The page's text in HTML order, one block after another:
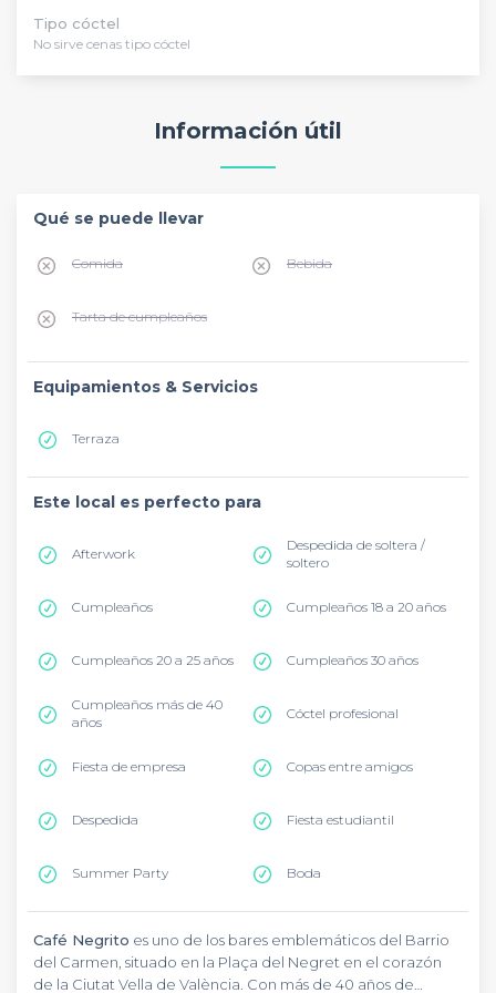
Tipo cóctel
No sirve cenas tipo cóctel
Información útil
Qué se puede llevar
Comida Bebida
Tarta de cumpleaños
Equipamientos & Servicios
Terraza
Este local es perfecto para
Afterwork
Despedida de soltera /
soltero
Cumpleaños Cumpleaños 18 a 20 años
Cumpleaños 20 a 25 años Cumpleaños 30 años
Cumpleaños más de 40
años
Cóctel profesional
Fiesta de empresa Copas entre amigos
Despedida Fiesta estudiantil
Summer Party Boda
Café Negrito es uno de los bares emblemáticos del Barrio
del Carmen, situado en la Plaça del Negret en el corazón
de la Ciutat Vella de València. Con más de 40 años de